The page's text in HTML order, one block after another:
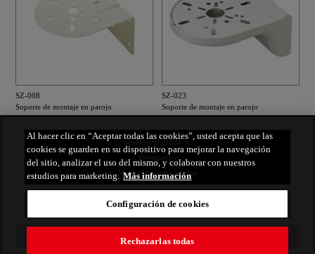
SZ-008
Soporte de montaje en parojo
SZ-023
Soporte de montaje en parojo
detalles del producto
Presupuesto
Manual de instrucciones
impresión
volver al índice
Al hacer clic en “Aceptar todas las cookies”, usted acepta que las
cookies se guarden en su dispositivo para mejorar la navegación
del sitio, analizar el uso del mismo, y colaborar con nuestros
estudios para marketing.
Más información
Configuración de cookies
Rechazarlas todas